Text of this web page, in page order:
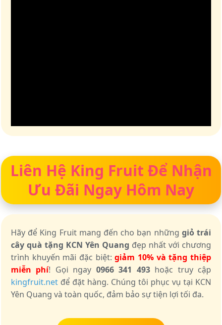
Liên Hệ King Fruit Để Nhận
Ưu Đãi Ngay Hôm Nay
Hãy để King Fruit mang đến cho bạn những giỏ trái
cây quà tặng KCN Yên Quang đẹp nhất với chương
trình khuyến mãi đặc biệt:giảm 10% và tặng thiệp
miễn phí! Gọi ngay 0966 341 493hoặc truy cập
kingfruit.net để đặt hàng. Chúng tôi phục vụ tại KCN
Yên Quang và toàn quốc, đảm bảo sự tiện lợi tối đa.